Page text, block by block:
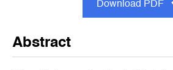
Download PDF
Abstract